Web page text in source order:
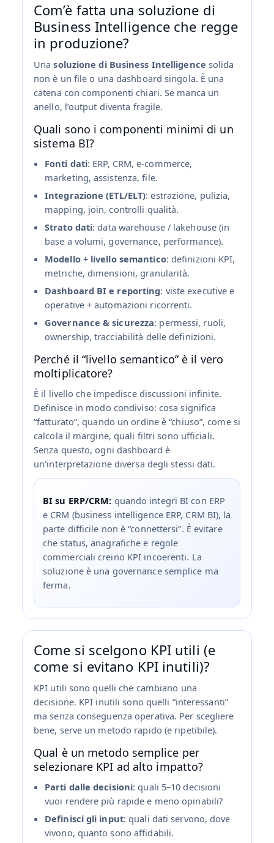
Com’è fatta una soluzione di
Business Intelligence che regge
in produzione?
Unasoluzione di Business Intelligence solida
non è un file o una dashboard singola. È una
catena con componenti chiari. Se manca un
anello, l’output diventa fragile.
Quali sono i componenti minimi di un
sistema BI?
Fonti dati: ERP, CRM, e‑commerce,
marketing, assistenza, file.
Integrazione (ETL/ELT): estrazione, pulizia,
mapping, join, controlli qualità.
Strato dati: data warehouse / lakehouse (in
base a volumi, governance, performance).
Modello + livello semantico: definizioni KPI,
metriche, dimensioni, granularità.
Dashboard BI e reporting: viste executive e
operative + automazioni ricorrenti.
Governance & sicurezza: permessi, ruoli,
ownership, tracciabilità delle definizioni.
Perché il “livello semantico” è il vero
moltiplicatore?
È il livello che impedisce discussioni infinite.
Definisce in modo condiviso: cosa significa
“fatturato”, quando un ordine è “chiuso”, come si
calcola il margine, quali filtri sono ufficiali.
Senza questo, ogni dashboard è
un’interpretazione diversa degli stessi dati.
BI su ERP/CRM: quando integri BI con ERP
e CRM (business intelligence ERP, CRM BI), la
parte difficile non è “connettersi”. È evitare
che status, anagrafiche e regole
commerciali creino KPI incoerenti. La
soluzione è una governance semplice ma
ferma.
Come si scelgono KPI utili (e
come si evitano KPI inutili)?
KPI utili sono quelli che cambiano una
decisione. KPI inutili sono quelli “interessanti”
ma senza conseguenza operativa. Per scegliere
bene, serve un metodo rapido (e ripetibile).
Qual è un metodo semplice per
selezionare KPI ad alto impatto?
Parti dalle decisioni: quali 5–10 decisioni
vuoi rendere più rapide e meno opinabili?
Definisci gli input: quali dati servono, dove
vivono, quanto sono affidabili.